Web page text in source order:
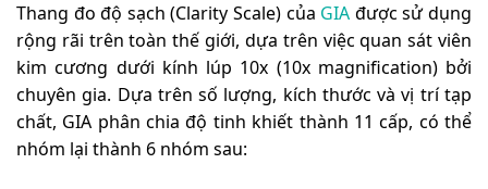
Thang đo độ sạch (Clarity Scale) của GIA được sử dụng
rộng rãi trên toàn thế giới, dựa trên việc quan sát viên
kim cương dưới kính lúp 10x (10x magnification) bởi
chuyên gia. Dựa trên số lượng, kích thước và vị trí tạp
chất, GIA phân chia độ tinh khiết thành 11 cấp, có thể
nhóm lại thành 6 nhóm sau: